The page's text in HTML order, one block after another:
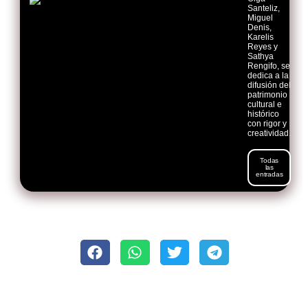
Santeliz,
Miguel
Denis,
Karelis
Reyes y
Sathya
Rengifo, se
dedica a la
difusión del
patrimonio
cultural e
histórico
con rigor y
creatividad.
Todas
las
entradas